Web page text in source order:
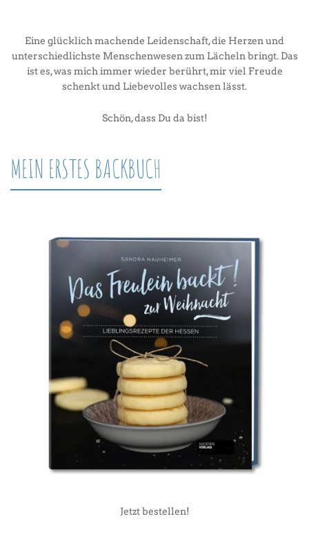
Eine glücklich machende Leidenschaft, die Herzen und
unterschiedlichste Menschenwesen zum Lächeln bringt. Das
ist es, was mich immer wieder berührt, mir viel Freude
schenkt und Liebevolles wachsen lässt.
Schön, dass Du da bist!
MEIN ERSTES BACKBUCH
Jetzt bestellen!